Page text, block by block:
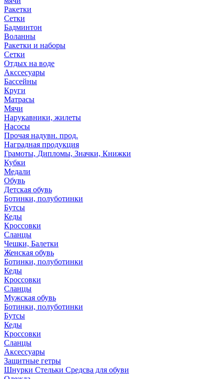
Ракетки
Сетки
Бадминтон
Воланны
Ракетки и наборы
Сетки
Отдых на воде
Акссесуары
Бассейны
Круги
Матрасы
Мячи
Нарукавники, жилеты
Насосы
Прочая надувн. прод.
Наградная продукция
Грамоты, Дипломы, Значки, Книжки
Кубки
Медали
Обувь
Детская обувь
Ботинки, полуботинки
Бутсы
Кеды
Кроссовки
Сланцы
Чешки, Балетки
Женская обувь
Ботинки, полуботинки
Кеды
Кроссовки
Сланцы
Мужская обувь
Ботинки, полуботинки
Бутсы
Кеды
Кроссовки
Сланцы
Аксессуары
Защитные гетры
Шнурки Стельки Средсва для обуви